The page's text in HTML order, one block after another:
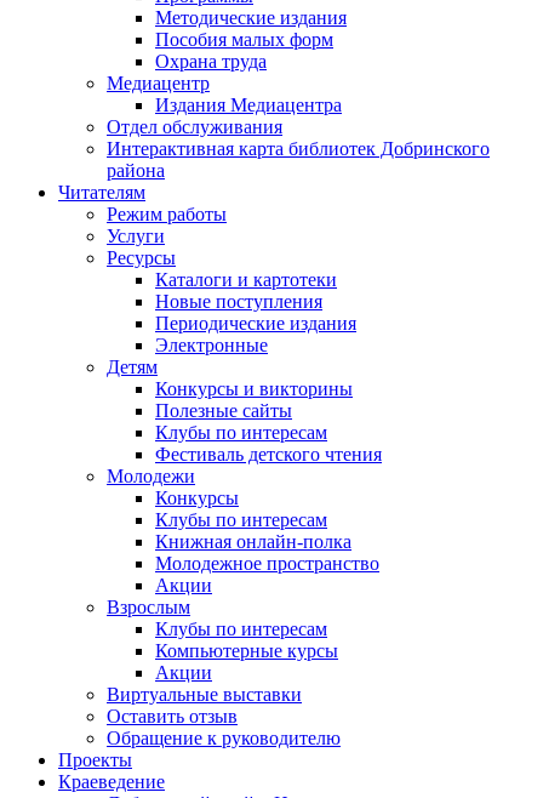
Методические издания
Пособия малых форм
Охрана труда
Медиацентр
Издания Медиацентра
Отдел обслуживания
Интерактивная карта библиотек Добринского
района
Читателям
Режим работы
Услуги
Ресурсы
Каталоги и картотеки
Новые поступления
Периодические издания
Электронные
Детям
Конкурсы и викторины
Полезные сайты
Клубы по интересам
Фестиваль детского чтения
Молодежи
Конкурсы
Клубы по интересам
Книжная онлайн-полка
Молодежное пространство
Акции
Взрослым
Клубы по интересам
Компьютерные курсы
Акции
Виртуальные выставки
Оставить отзыв
Обращение к руководителю
Проекты
Краеведение